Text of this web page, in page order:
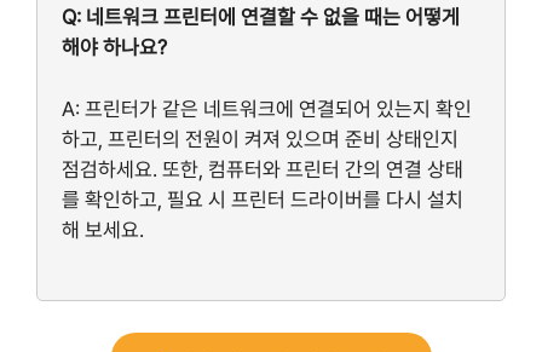
Q: 네트워크 프린터에 연결할 수 없을 때는 어떻게
해야 하나요?
A: 프린터가 같은 네트워크에 연결되어 있는지 확인
하고, 프린터의 전원이 켜져 있으며 준비 상태인지
점검하세요. 또한, 컴퓨터와 프린터 간의 연결 상태
를 확인하고, 필요 시 프린터 드라이버를 다시 설치
해 보세요.